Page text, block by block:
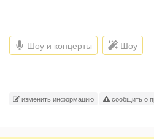
Шоу и концерты Шоу
изменить информацию сообщить о